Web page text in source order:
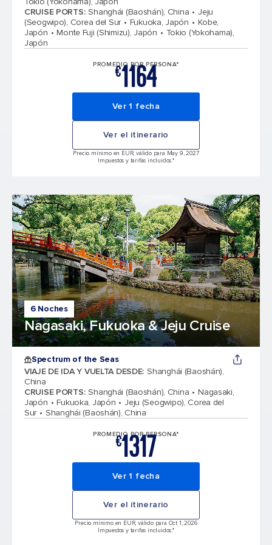
CRUISE PORTS: Shanghái (Baoshán), China
Jeju
(Seogwipo), Corea del Sur
Fukuoka, Japón
Kobe,
Japón
Monte Fuji (Shimizu), Japón
Tokio (Yokohama),
Japón
PROMEDIO POR PERSONA*
€1164
Ver 1 fecha
Ver el itinerario
Precio mínimo en EUR, válido para May 9, 2027
Impuestos y tarifas incluidos.*
6 Noches
Nagasaki, Fukuoka & Jeju Cruise
Spectrum of the Seas
VIAJE DE IDA Y VUELTA DESDE: Shanghái (Baoshán),
China
CRUISE PORTS: Shanghái (Baoshán), China
Nagasaki,
Japón
Fukuoka, Japón
Jeju (Seogwipo), Corea del
Sur
Shanghái (Baoshán), China
PROMEDIO POR PERSONA*
€1317
Ver 1 fecha
Ver el itinerario
Precio mínimo en EUR, válido para Oct 1, 2026
Impuestos y tarifas incluidos.*